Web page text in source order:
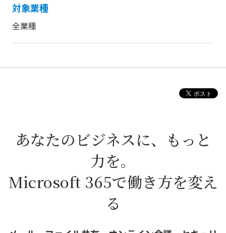
対象業種
全業種
あなたのビジネスに、もっと
力を。
Microsoft 365で働き方を変え
る